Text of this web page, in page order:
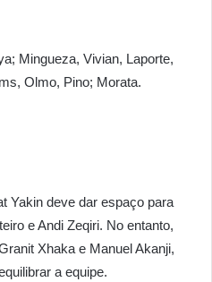
Mingueza, Vivian, Laporte,
Olmo, Pino; Morata.
Yakin deve dar espaço para
e Andi Zeqiri. No entanto,
Xhaka e Manuel Akanji,
a equipe.